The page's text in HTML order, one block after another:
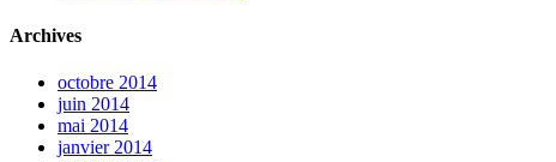
Archives
octobre 2014
juin 2014
mai 2014
janvier 2014